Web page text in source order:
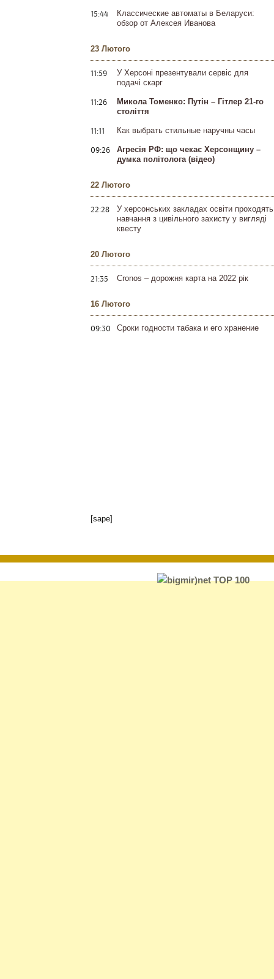
15:44
Классические автоматы в Беларуси:
обзор от Алексея Иванова
23 Лютого
11:59
У Херсоні презентували сервіс для
подачі скарг
11:26
Микола Томенко: Путін – Гітлер 21-го
століття
11:11 Как выбрать стильные наручны часы
09:26
Агресія РФ: що чекає Херсонщину –
думка політолога (відео)
22 Лютого
22:28
У херсонських закладах освіти проходять
навчання з цивільного захисту у вигляді
квесту
20 Лютого
21:35 Cronos – дорожня карта на 2022 рік
16 Лютого
09:30 Сроки годности табака и его хранение
[sape]